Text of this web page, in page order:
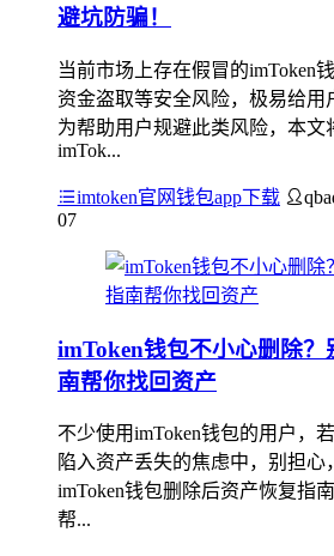
避坑防骗！
当前市场上存在假冒的imToken
资金盗取等安全风险，极易给用
为帮助用户规避此类风险，本文
imTok...
imtoken官网钱包app下载
07
imToken钱包不小心删除
南帮你找回资产
不少使用imToken钱包的用户，
陷入资产丢失的焦虑中，别担
imToken钱包删除后资产恢复指
帮...